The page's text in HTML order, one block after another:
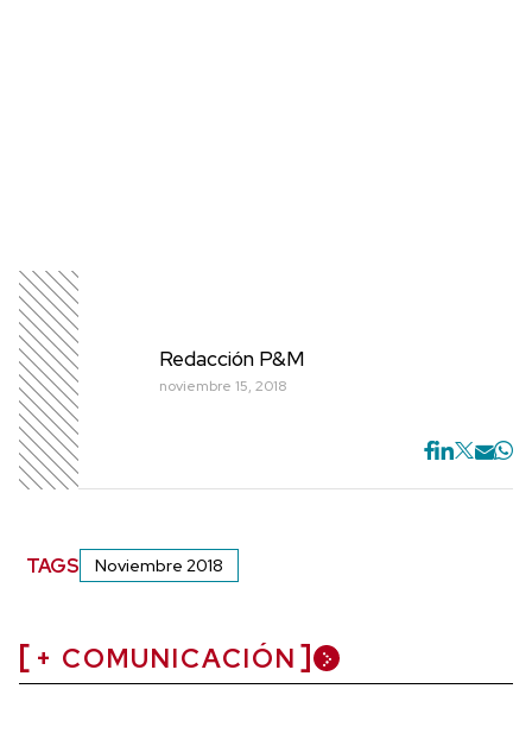
Redacción P&M
noviembre 15, 2018
TAGS Noviembre 2018
+ COMUNICACIÓN